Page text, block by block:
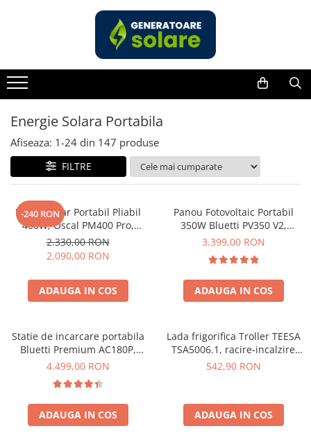
Acasa
Statii de Alimentare Portabile
Pana in 1000W
Intre 1000-2000W
Intre 2000-3000W
Peste 3000W
Cauta dupa marca
Bluetti
EcoFlow
Pecron
Oscal
Accesorii Statii de Alimentare
Kituri Generatoare Solare
Cauta dupa capacitate
Intre 1000-2000W
Energie Solara Portabila
Afiseaza: 1-24 din 147 produse
FILTRE
-240 RON
Panou Solar Portabil Pliabil
400W, Oscal PM400 Pro,
Monocristalin, ETFE, IP67
2.330,00 RON
2.090,00 RON
ADAUGA IN COS
Panou Fotovoltaic Portabil
350W Bluetti PV350 V2,
Monocristalin, MC4, ETFE,
3.399,00 RON
ADAUGA IN COS
Statie de incarcare portabila
Bluetti Premium AC180P,
Ecran LCD, 1800W, 1440Wh,
4.499,00 RON
ADAUGA IN COS
Lada frigorifica Troller TEESA
TSA5006.1, racire-incalzire
35L, alimentare bricheta auto
542,90 RON
ADAUGA IN COS